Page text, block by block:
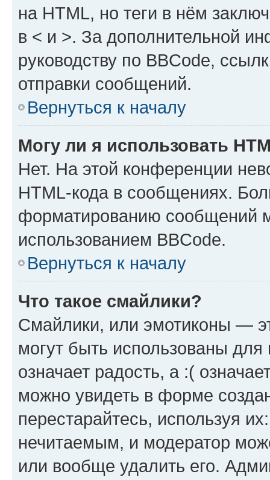
на HTML, но теги в нём
в < и >. За дополнительной
руководству по BBCode,
отправки сообщений.
Вернуться к началу
Могу ли я использовать
Нет. На этой конференции
HTML-кода в сообщениях.
форматированию сообщений
использованием BBCode.
Вернуться к началу
Что такое смайлики?
Смайлики, или эмотиконы —
могут быть использованы
означает радость, а :(
можно увидеть в форме
перестарайтесь, используя
нечитаемым, и модератор
или вообще удалить его.